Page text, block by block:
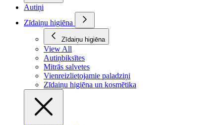
Autiņi
Zīdaiņu higiēna
Zīdaiņu higiēna
View All
Autiņbiksītes
Mitrās salvetes
Vienreizlietojamie paladziņi
Zīdaiņu higiēna un kosmētika